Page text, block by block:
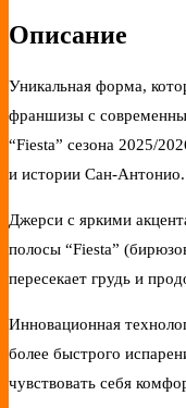
Описание
Уникальная форма,
франшизы с
“Fiesta” сезона 2025/
и истории Сан-Антонио.
Джерси с яркими
полосы “Fiesta”
пересекает грудь и
Инновационная
более быстрого
чувствовать себя